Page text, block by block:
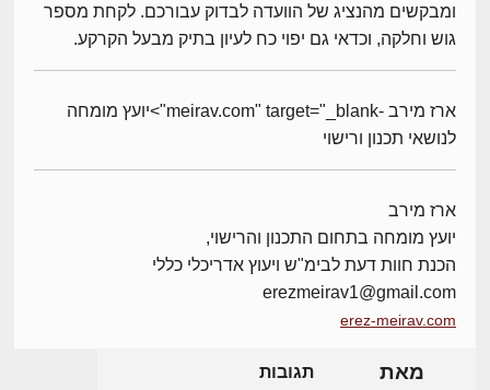
ומבקשים מהנציג של הוועדה לבדוק עבורכם. לקחת מספר
גוש וחלקה, וכדאי גם יפוי כח לעיון בתיק מבעל הקרקע.
ארז מירב -meirav.com" target="_blank">יועץ מומחה
לנושאי תכנון ורישוי
ארז מירב
יועץ מומחה בתחום התכנון והרישוי,
הכנת חוות דעת לבימ"ש ויעוץ אדריכלי כללי
erezmeirav1@gmail.com
erez-meirav.com
מאת תגובות